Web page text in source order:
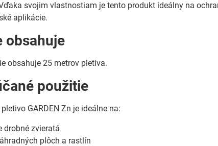
svojim vlastnostiam je tento produkt ideálny na
aplikácie.
obsahuje
obsahuje 25 metrov pletiva.
použitie
GARDEN Zn je ideálne na:
drobné zvieratá
plôch a rastlín